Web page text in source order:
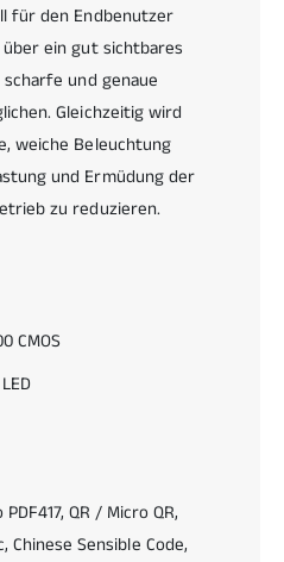
für den Endbenutzer
ein gut sichtbares
und genaue
Gleichzeitig wird
weiche Beleuchtung
und Ermüdung der
zu reduzieren.
CMOS
PDF417, QR / Micro QR,
Chinese Sensible Code,